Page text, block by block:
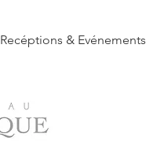
Recéptions & Evénements